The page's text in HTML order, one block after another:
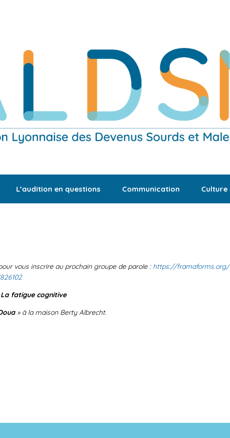
L’audition en questions Communication Culture
vous inscrire au prochain groupede parole : https://framaforms.org/
La fatigue cognitive
» à la maison Berty Albrecht.